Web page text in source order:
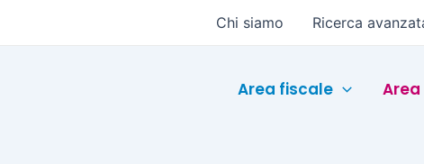
Chi siamo Ricerca
Area fiscale